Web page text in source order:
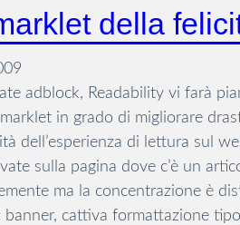
della
adblock, Readability vi farà
in grado di migliorare
dell’esperienza di lettura sul
sulla pagina dove c’è un
ma la concentrazione è
cattiva formattazione